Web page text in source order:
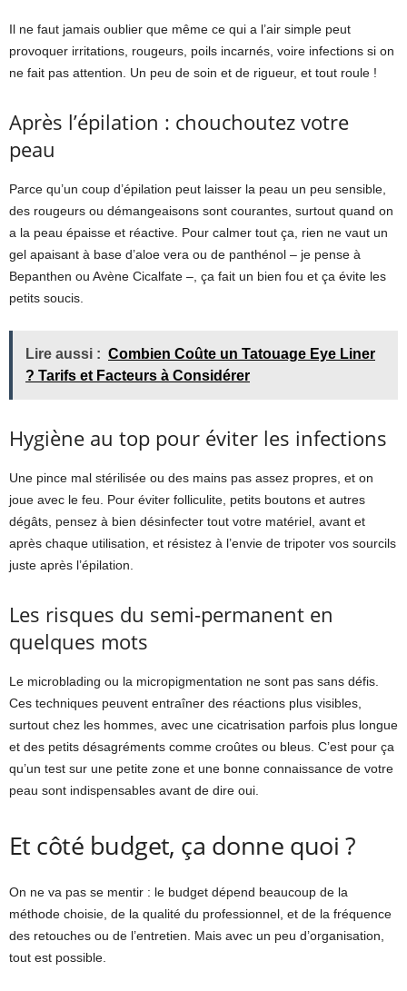
Il ne faut jamais oublier que même ce qui a l’air simple peut
provoquer irritations, rougeurs, poils incarnés, voire infections si on
ne fait pas attention. Un peu de soin et de rigueur, et tout roule !
Après l’épilation : chouchoutez votre
peau
Parce qu’un coup d’épilation peut laisser la peau un peu sensible,
des rougeurs ou démangeaisons sont courantes, surtout quand on
a la peau épaisse et réactive. Pour calmer tout ça, rien ne vaut un
gel apaisant à base d’aloe vera ou de panthénol – je pense à
Bepanthen ou Avène Cicalfate –, ça fait un bien fou et ça évite les
petits soucis.
Lire aussi : Combien Coûte un Tatouage Eye Liner
? Tarifs et Facteurs à Considérer
Hygiène au top pour éviter les infections
Une pince mal stérilisée ou des mains pas assez propres, et on
joue avec le feu. Pour éviter folliculite, petits boutons et autres
dégâts, pensez à bien désinfecter tout votre matériel, avant et
après chaque utilisation, et résistez à l’envie de tripoter vos sourcils
juste après l’épilation.
Les risques du semi-permanent en
quelques mots
Le microblading ou la micropigmentation ne sont pas sans défis.
Ces techniques peuvent entraîner des réactions plus visibles,
surtout chez les hommes, avec une cicatrisation parfois plus longue
et des petits désagréments comme croûtes ou bleus. C’est pour ça
qu’un test sur une petite zone et une bonne connaissance de votre
peau sont indispensables avant de dire oui.
Et côté budget, ça donne quoi ?
On ne va pas se mentir : le budget dépend beaucoup de la
méthode choisie, de la qualité du professionnel, et de la fréquence
des retouches ou de l’entretien. Mais avec un peu d’organisation,
tout est possible.